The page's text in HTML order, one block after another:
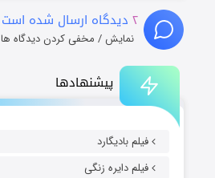
پیشنهادها
فیلم بادیگارد
فیلم دایره زنگی
۲ دیدگاه ارسال شده است
نمایش / مخفی کردن دیدگاه ها